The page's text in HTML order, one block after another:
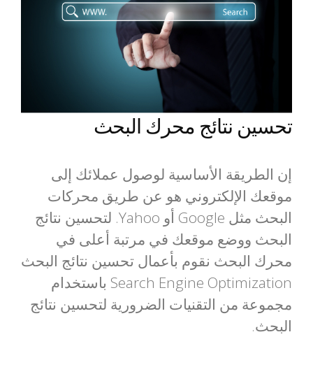
تحسين نتائج محرك البحث
إن الطريقة الأساسية لوصول عملائك إلى
موقعك الإلكتروني هو عن طريق محركات
البحث مثل Google أو Yahoo. لتحسين نتائج
البحث ووضع موقعك في مرتبة أعلى في
محرك البحث نقوم بأعمال تحسين نتائج البحث
Search Engine Optimization باستخدام
مجموعة من التقنيات الضرورية لتحسين نتائج
البحث.